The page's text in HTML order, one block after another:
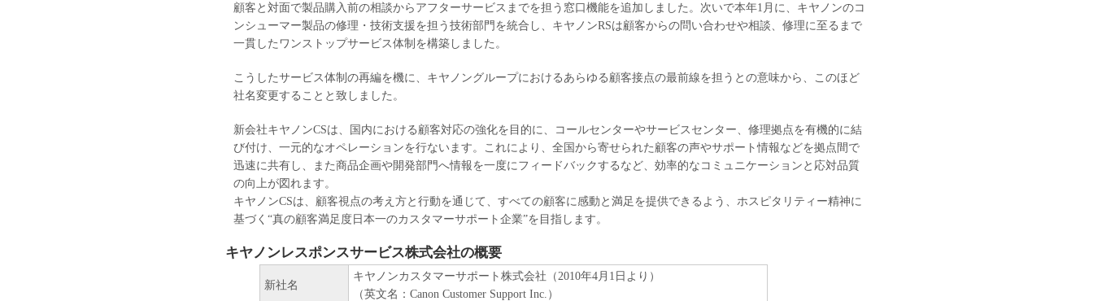
顧客と対面で製品購入前の相談からアフターサービスまでを担う窓口機能を追加しました。次いで本年1月に、キヤノンのコ
ンシューマー製品の修理・技術支援を担う技術部門を統合し、キヤノンRSは顧客からの問い合わせや相談、修理に至るまで
一貫したワンストップサービス体制を構築しました。
こうしたサービス体制の再編を機に、キヤノングループにおけるあらゆる顧客接点の最前線を担うとの意味から、このほど
社名変更することと致しました。
新会社キヤノンCSは、国内における顧客対応の強化を目的に、コールセンターやサービスセンター、修理拠点を有機的に結
び付け、一元的なオペレーションを行ないます。これにより、全国から寄せられた顧客の声やサポート情報などを拠点間で
迅速に共有し、また商品企画や開発部門へ情報を一度にフィードバックするなど、効率的なコミュニケーションと応対品質
の向上が図れます。
キヤノンCSは、顧客視点の考え方と行動を通じて、すべての顧客に感動と満足を提供できるよう、ホスピタリティー精神に
基づく“真の顧客満足度日本一のカスタマーサポート企業”を目指します。
キヤノンレスポンスサービス株式会社の概要
新社名
キヤノンカスタマーサポート株式会社（2010年4月1日より）
（英文名：Canon Customer Support Inc.）